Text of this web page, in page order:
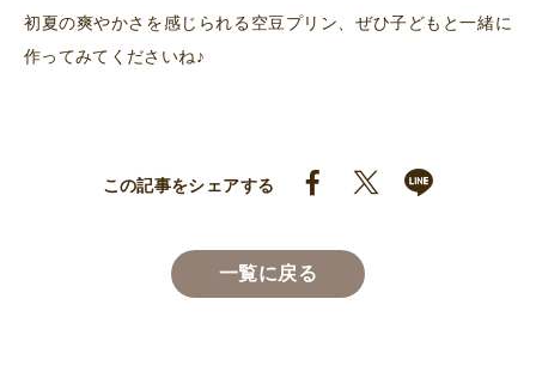
初夏の爽やかさを感じられる空豆プリン、ぜひ子どもと一緒に
作ってみてくださいね♪
この記事をシェアする
一覧に戻る